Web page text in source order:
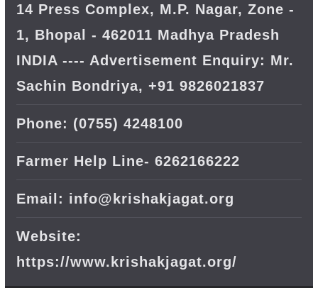
14 Press Complex, M.P. Nagar, Zone -
1, Bhopal - 462011 Madhya Pradesh
INDIA ---- Advertisement Enquiry: Mr.
Sachin Bondriya, +91 9826021837
Phone: (0755) 4248100
Farmer Help Line- 6262166222
Email: info@krishakjagat.org
Website:
https://www.krishakjagat.org/